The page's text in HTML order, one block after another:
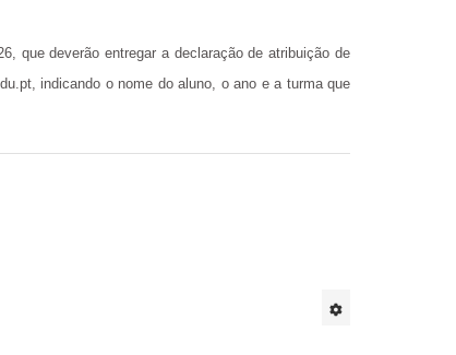
que deverão entregar a declaração de atribuição de
, indicando o nome do aluno, o ano e a turma que